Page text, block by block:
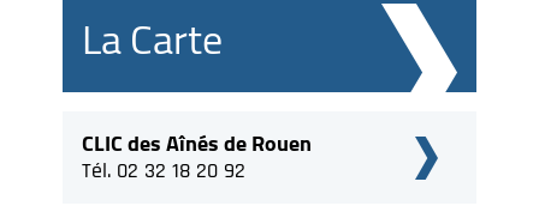
La Carte
CLIC des Aînés de Rouen
Tél. 02 32 18 20 92